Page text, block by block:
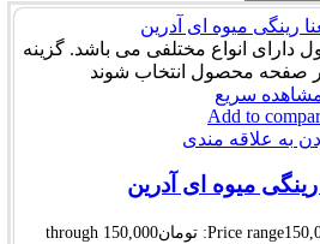
دارای انواع مختلفی می باشد. گزینه
صفحه محصول انتخاب شوند
سریع
Add to
به علاقه مندی
میوه ای آدرین
Price range: تومان150,000 through